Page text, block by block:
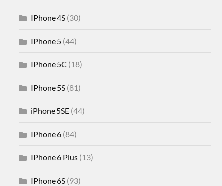
IPhone 4S (30)
IPhone 5 (44)
IPhone 5C (18)
IPhone 5S (81)
iPhone 5SE (44)
IPhone 6 (84)
IPhone 6 Plus (13)
IPhone 6S (93)